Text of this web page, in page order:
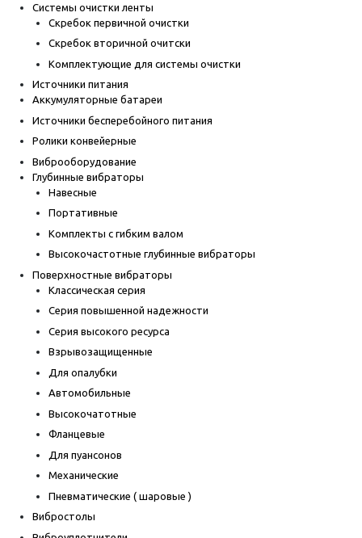
Системы очистки ленты
Скребок первичной очистки
Скребок вторичной очитски
Комплектующие для системы очистки
Источники питания
Аккумуляторные батареи
Источники бесперебойного питания
Ролики конвейерные
Виброоборудование
Глубинные вибраторы
Навесные
Портативные
Комплекты с гибким валом
Высокочастотные глубинные вибраторы
Поверхностные вибраторы
Классическая серия
Серия повышенной надежности
Серия высокого ресурса
Взрывозащищенные
Для опалубки
Автомобильные
Высокочатотные
Фланцевые
Для пуансонов
Механические
Пневматические ( шаровые )
Вибростолы